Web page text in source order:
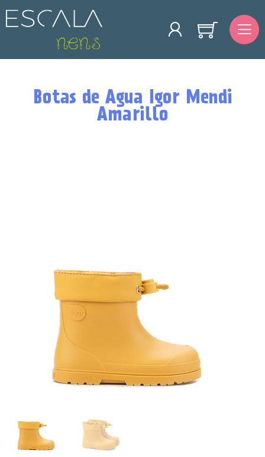
Botas de Agua Igor Mendi
Amarillo